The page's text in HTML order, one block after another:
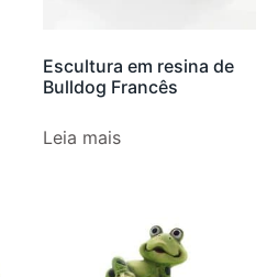
Escultura em resina de
Bulldog Francês
Leia mais